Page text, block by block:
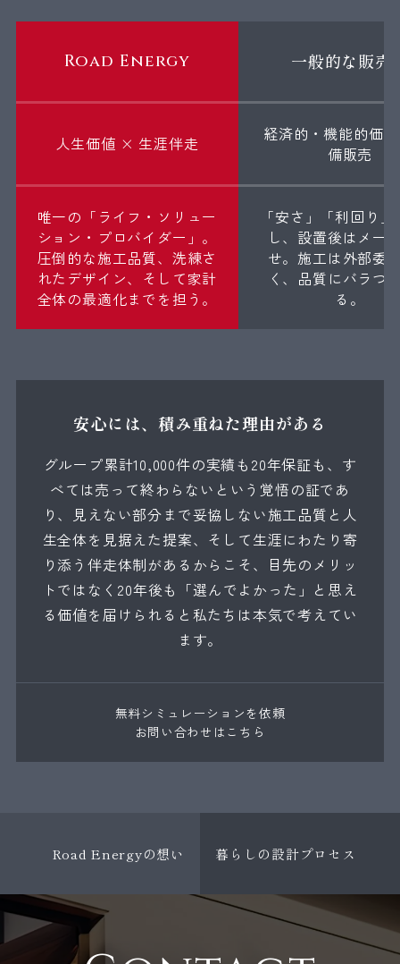
Road Energy 一般的な販売
人生価値 × 生涯伴走
経済的・機能的価
備販売
唯一の「ライフ・ソリュー
ション・プロバイダー」。
圧倒的な施工品質、洗練さ
れたデザイン、そして家計
全体の最適化までを担う。
「安さ」「利回り
し、設置後はメー
せ。施工は外部委
く、品質にバラつ
る。
安心には、積み重ねた理由がある
グループ累計10,000件の実績も20年保証も、す
べては売って終わらないという覚悟の証であ
り、見えない部分まで妥協しない施工品質と人
生全体を見据えた提案、そして生涯にわたり寄
り添う伴走体制があるからこそ、目先のメリッ
トではなく20年後も「選んでよかった」と思え
る価値を届けられると私たちは本気で考えてい
ます。
無料シミュレーションを依頼
お問い合わせはこちら
Road Energyの想い 暮らしの設計プロセス